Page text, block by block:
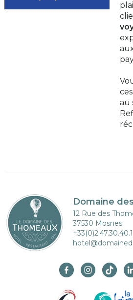
au
Domaine
12 Rue des
37530 Mosnes